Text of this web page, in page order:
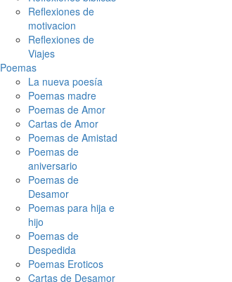
Reflexiones de
motivacion
Reflexiones de
Viajes
Poemas
La nueva poesía
Poemas madre
Poemas de Amor
Cartas de Amor
Poemas de Amistad
Poemas de
aniversario
Poemas de
Desamor
Poemas para hija e
hijo
Poemas de
Despedida
Poemas Eroticos
Cartas de Desamor